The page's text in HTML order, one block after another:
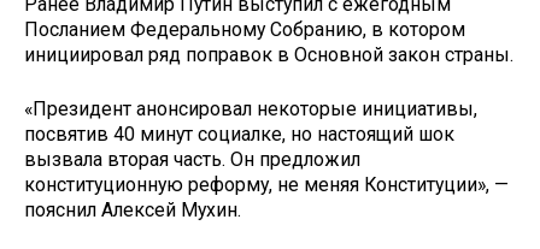
Посланием Федеральному Собранию, в котором
инициировал ряд поправок в Основной закон страны.
«Президент анонсировал некоторые инициативы,
посвятив 40 минут социалке, но настоящий шок
вызвала вторая часть. Он предложил
конституционную реформу, не меняя Конституции», —
пояснил Алексей Мухин.